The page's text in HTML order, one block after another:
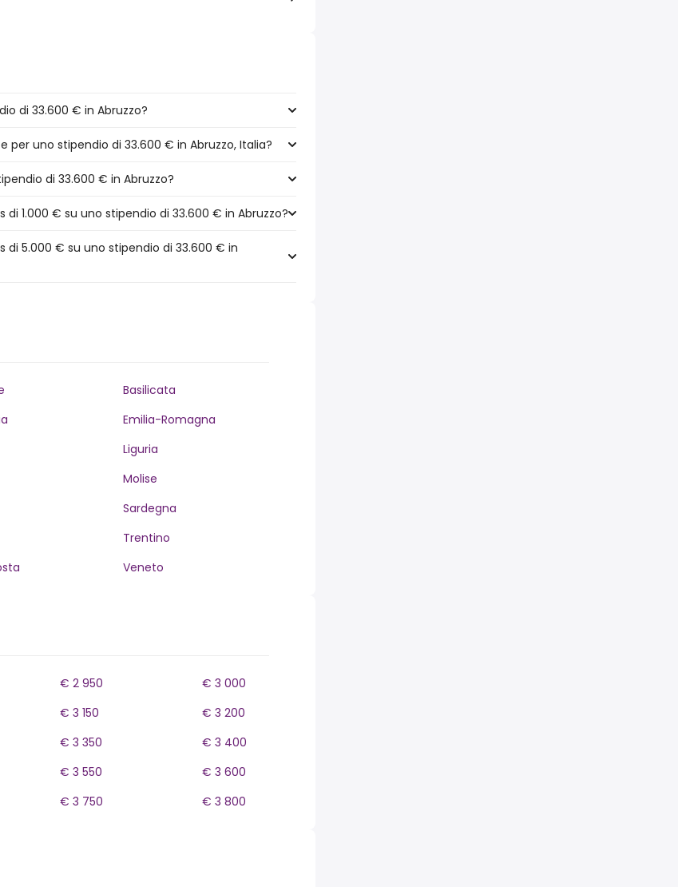
di 33.600 € in Abruzzo?
uno stipendio di 33.600 € in Abruzzo, Italia?
di 33.600 € in Abruzzo?
1.000 € su uno stipendio di 33.600 € in Abruzzo?
5.000 € su uno stipendio di 33.600 € in
Basilicata
Emilia-Romagna
Liguria
Molise
Sardegna
Trentino
Veneto
€ 2 950
€ 3 000
€ 3 150
€ 3 200
€ 3 350
€ 3 400
€ 3 550
€ 3 600
€ 3 750 € 3 800